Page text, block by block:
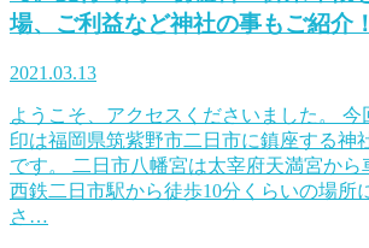
場、ご利益など神社の事もご紹介！
2021.03.13
ようこそ、アクセスくださいました。 今
印は福岡県筑紫野市二日市に鎮座する神
です。 二日市八幡宮は太宰府天満宮から
西鉄二日市駅から徒歩10分くらいの場所
さ…